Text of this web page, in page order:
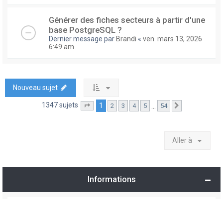
Générer des fiches secteurs à partir d'une
base PostgreSQL ?
Dernier message par Brandi « ven. mars 13, 2026
6:49 am
Nouveau sujet
1347 sujets Page sur54
1 2 3 4 5 54
Aller à
Informations